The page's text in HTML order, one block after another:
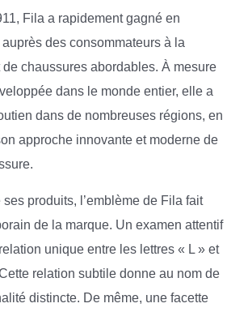
Fila a rapidement gagné en
des consommateurs à la
chaussures abordables. À mesure
dans le monde entier, elle a
dans de nombreuses régions, en
approche innovante et moderne de
produits, l’emblème de Fila fait
de la marque. Un examen attentif
unique entre les lettres « L » et
relation subtile donne au nom de
distincte. De même, une facette